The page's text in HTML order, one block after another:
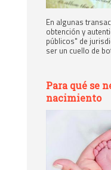
En algunas
obtención y
públicos" de
ser un cuello de
Para qué se
nacimiento